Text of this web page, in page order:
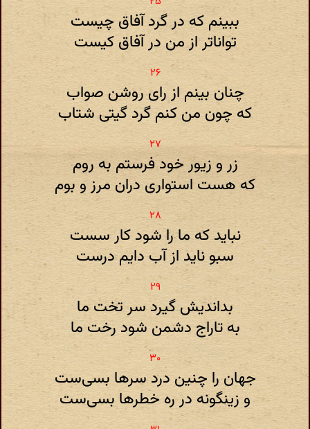
ببینم که در گرد آفاق چیست
تواناتر از من در آفاق کیست
چنان بینم از رای روشن صواب
که چون من کنم گرد گیتی شتاب
زر و زیور خود فرستم به روم
که هست استواری دران مرز و بوم
نباید که ما را شود کار سست
سبو ناید از آب دایم درست
بداندیش گیرد سر تخت ما
به تاراج دشمن شود رخت ما
جهان را چنین درد سرها بسی‌ست
و زینگونه در ره خطرها بسی‌ست